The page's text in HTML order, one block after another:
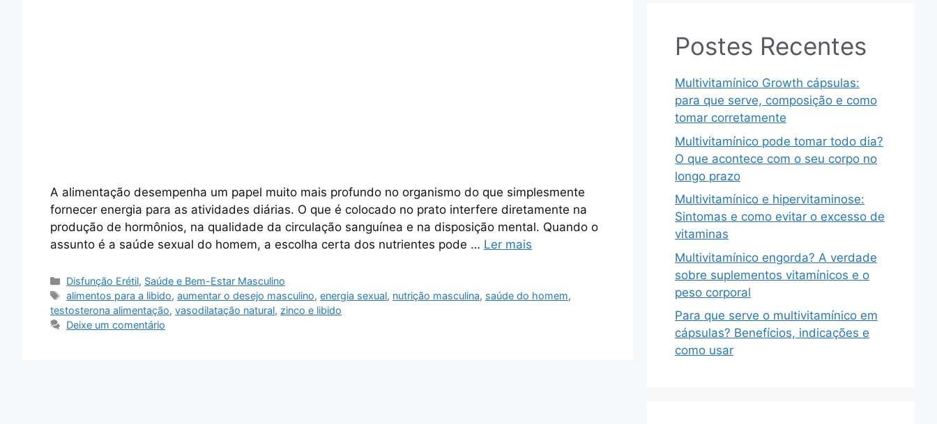
A alimentação desempenha um papel muito mais profundo no organismo do que simplesmente
fornecer energia para as atividades diárias. O que é colocado no prato interfere diretamente na
produção de hormônios, na qualidade da circulação sanguínea e na disposição mental. Quando o
assunto é a saúde sexual do homem, a escolha certa dos nutrientes pode … Ler mais
Categorias
Disfunção Erétil, Saúde e Bem-Estar Masculino
Tags
alimentos para a libido,aumentar o desejo masculino,energia sexual, nutrição masculina, saúde do homem,
testosterona alimentação, vasodilatação natural, zinco e libido
Deixe um comentário
Postes Recentes
Multivitamínico Growth cápsulas:
para que serve, composição e como
tomar corretamente
Multivitamínico pode tomar todo dia?
O que acontece com o seu corpo no
longo prazo
Multivitamínico e hipervitaminose:
Sintomas e como evitar o excesso de
vitaminas
Multivitamínico engorda? A verdade
sobre suplementos vitamínicos e o
peso corporal
Para que serve o multivitamínico em
cápsulas? Benefícios, indicações e
como usar